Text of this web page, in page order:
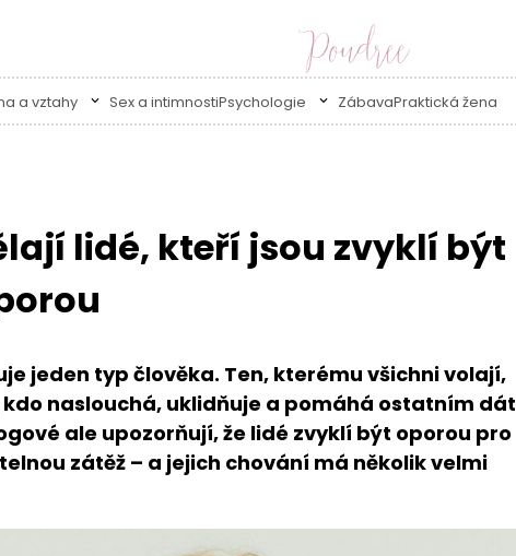
a vztahy Sex a intimnostiPsychologie ZábavaPraktická žena
lidé, kteří jsou zvyklí být
jeden typ člověka. Ten, kterému všichni volají,
kdo naslouchá, uklidňuje a pomáhá ostatním dát
ale upozorňují, že lidé zvyklí být oporou pro
zátěž – a jejich chování má několik velmi